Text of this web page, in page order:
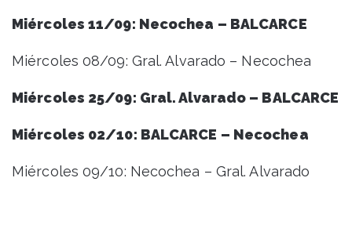
Miércoles 11/09: Necochea – BALCARCE
Miércoles 08/09: Gral. Alvarado – Necochea
Miércoles 25/09: Gral. Alvarado – BALCARCE
Miércoles 02/10: BALCARCE – Necochea
Miércoles 09/10: Necochea – Gral. Alvarado